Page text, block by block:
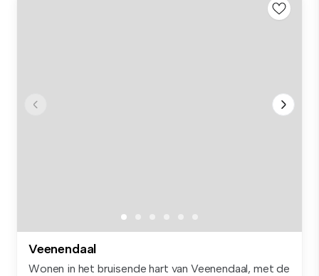
Veenendaal
Wonen in het bruisende hart van Veenendaal, met de